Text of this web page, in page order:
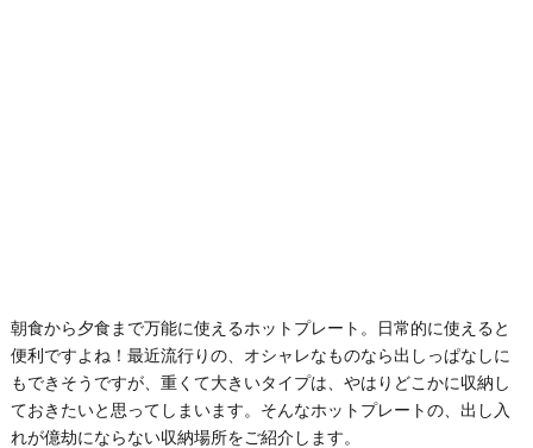
朝食から夕食まで万能に使えるホットプレート。日常的に使えると
便利ですよね！最近流行りの、オシャレなものなら出しっぱなしに
もできそうですが、重くて大きいタイプは、やはりどこかに収納し
ておきたいと思ってしまいます。そんなホットプレートの、出し入
れが億劫にならない収納場所をご紹介します。